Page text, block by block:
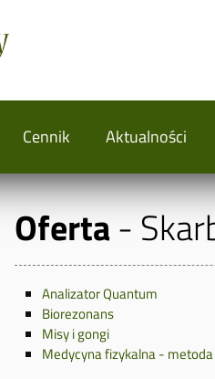
Cennik Aktualności
Oferta-
Analizator Quantum
Biorezonans
Misy i gongi
Medycyna fizykalna -